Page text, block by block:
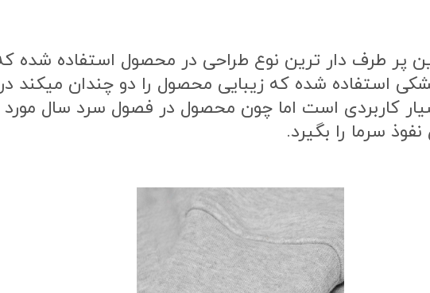
طرف دار ترین نوع طراحی در محصول استفاده شده
استفاده شده که زیبایی محصول را دو چندان میکند
کاربردی است اما چون محصول در فصول سرد سال
سرما را بگیرد.